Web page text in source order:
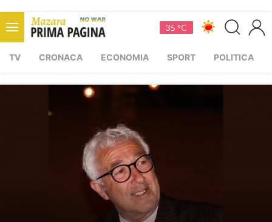
35 °C
TV CRONACA ECONOMIA SPORT POLITICA